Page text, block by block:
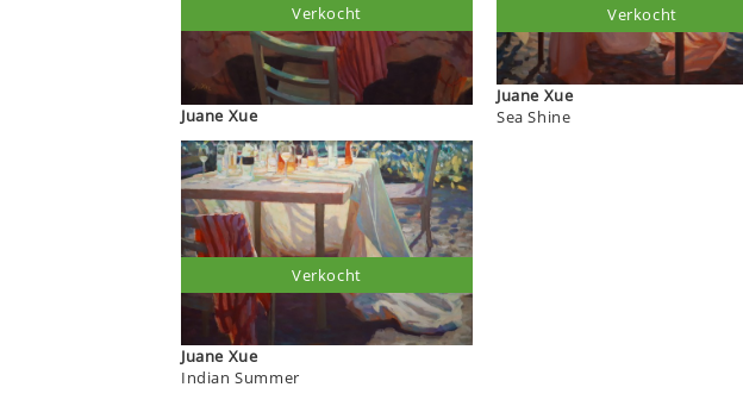
Juane Xue
Verkocht
Juane Xue
Indian Summer
Verkocht
Juane Xue
Sea Shine
Verkocht